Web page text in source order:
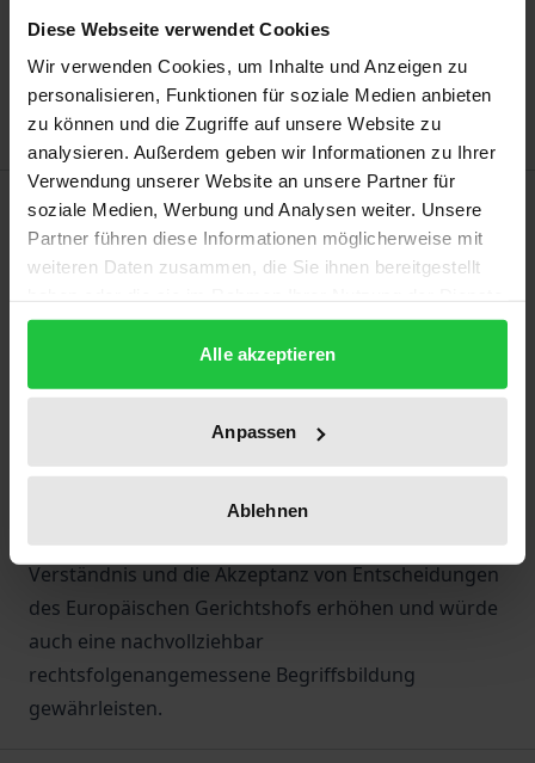
Diese Webseite verwendet Cookies
Wir verwenden Cookies, um Inhalte und Anzeigen zu
personalisieren, Funktionen für soziale Medien anbieten
zu können und die Zugriffe auf unsere Website zu
analysieren. Außerdem geben wir Informationen zu Ihrer
Verwendung unserer Website an unsere Partner für
soziale Medien, Werbung und Analysen weiter. Unsere
Partner führen diese Informationen möglicherweise mit
weiteren Daten zusammen, die Sie ihnen bereitgestellt
gesammelt haben.
Alle akzeptieren
Anpassen
Ablehnen
Hinweise zu Versandkosten
Beschreibung
Der Verfasser plädiert für ein funktionales
Begriffsbestimmung sein, sei aber darüber hinaus
ungeeignet für ein rechtsaktübergreifendes
Begriffsverständnis. Demgegenüber würde eine
transparent funktionale Betrachtung das
Verständnis und die Akzeptanz von Entscheidungen
des Europäischen Gerichtshofs erhöhen und würde
auch eine nachvollziehbar
rechtsfolgenangemessene Begriffsbildung
gewährleisten.